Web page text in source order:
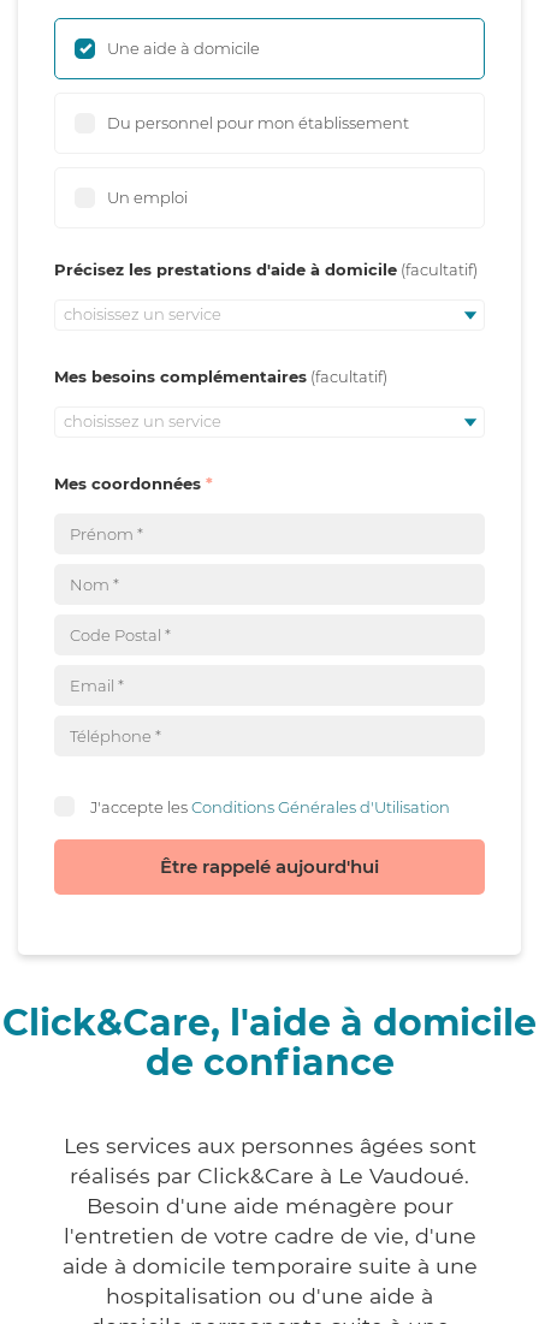
Une aide à domicile
Du personnel pour mon établissement
Un emploi
Précisez les prestations d'aide à domicile
choisissez un service
Mes besoins complémentaires
choisissez un service
Mes coordonnées
J'accepte lesConditions Générales d'Utilisation
Être rappelé aujourd'hui
Click&Care, l'aide à domicile
de confiance
Les services aux personnes âgées sont
réalisés par Click&Care à Le Vaudoué.
Besoin d'une aide ménagère pour
l'entretien de votre cadre de vie, d'une
aide à domicile temporaire suite à une
hospitalisation ou d'une aide à